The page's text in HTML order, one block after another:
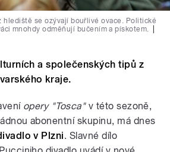
hlediště se ozývají bouřlivé ovace. Politické
mnohdy odměňují bučením a pískotem.
a společenských tipů z
kraje.
opery "Tosca" v této sezoně,
abonentní skupinu, má dnes
v Plzni. Slavné dílo